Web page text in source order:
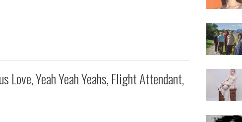
Love, Yeah Yeah Yeahs, Flight Attendant,